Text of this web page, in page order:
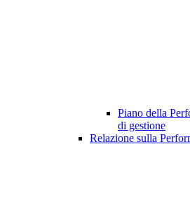
Piano della
di gestione
Relazione sulla